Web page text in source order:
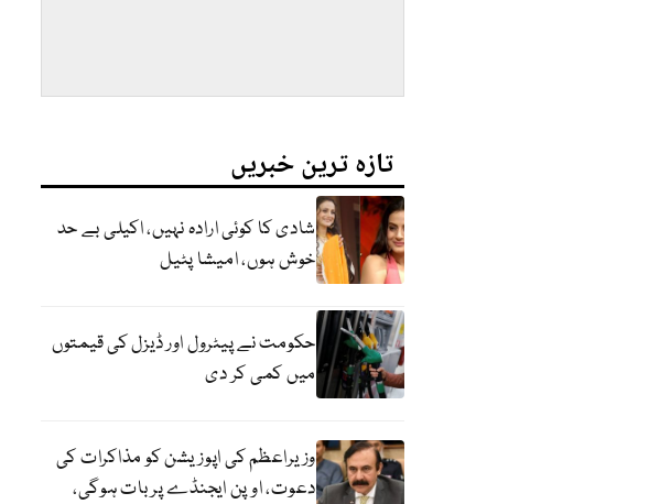
تازہ ترین خبریں
شادی کا کوئی ارادہ نہیں، اکیلی بے حد
خوش ہوں، امیشا پٹیل
حکومت نے پیٹرول اور ڈیزل کی قیمتوں
میں کمی کر دی
وزیراعظم کی اپوزیشن کو مذاکرات کی
دعوت، اوپن ایجنڈے پر بات ہوگی،